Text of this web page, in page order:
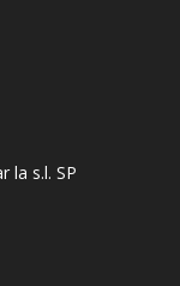
la s.l. SP